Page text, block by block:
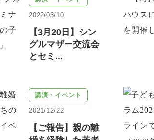
2022/03/10
【3月20日】シン
グルマザー交流会
とセミ...
講演・イベント
2021/12/22
【ご報告】親の離